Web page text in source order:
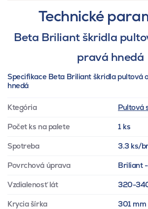
Technické
Beta Briliant škridla
pravá hnedá
Specifikace Beta Briliant škridla pultová
hnedá
Ktegória Pultová
Počet ks na palete 1 ks
Spotreba 3.3 ks/
Povrchová úprava Briliant
Vzdialenosť lát 320-
Krycia šírka 301 mm